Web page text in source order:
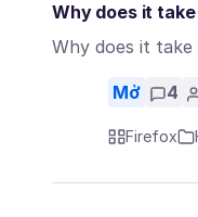
Why does it
Why does it
Mở 4
Firefox